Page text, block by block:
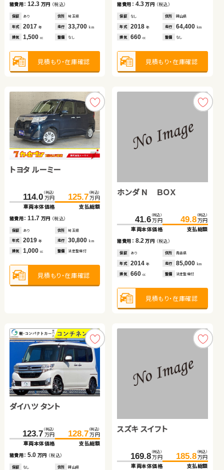
諸費用：12.3 万円 （税込）
保証 あり 住所 埼玉県
年式 2017 年 走行 33,700 km
排気 1,500 cc 整備 なし
見積もり・在庫確認
諸費用： 4.3万円 （税込）
保証 なし 住所 岡山県
年式 2018年 走行 64,400 km
排気 660cc 整備 なし
見積もり・在庫確認
トヨタ ルーミー
114.0 （税込）
万円
車両本体価格
125.7 （税込）
万円
支払総額
諸費用：11.7 万円 （税込）
保証 あり 住所 埼玉県
年式 2019 年 走行 30,800 km
排気 1,000 cc 整備 法定整備付
見積もり・在庫確認
ホンダ Ｎ ＢＯＸ
41.6 （税込）
万円
車両本体価格
49.8 （税込）
万円
支払総額
諸費用： 8.2万円 （税込）
保証 あり 住所 青森県
年式 2014年 走行 85,000 km
排気 660cc 整備 法定整備付
見積もり・在庫確認
ダイハツ タント
123.7 （税込）
万円
車両本体価格
128.7 （税込）
万円
支払総額
諸費用：5.0 万円 （税込）
保証 なし 住所 岡山県
スズキ スイフト
169.8 （税込）
万円
車両本体価格
185.8 （税込）
万円
支払総額
諸費用：8.9万円（税込）
保証 あり 住所 群馬県
年式 2022 年 走行 15,700 km
排気 1,500 cc 整備 なし
見積もり・在庫確認
諸費用： 5.0万円 （税込）
保証 あり 住所 徳島県
年式 2019年 走行 27,400 km
排気 660cc 整備 法定整備付
見積もり・在庫確認
トヨタ アクア
134.1万円
車両本体価格
諸費用：10.7万円 （税込）
保証 なし 住所 鳥取県
排気 1,500cc 整備 法定整備付
241.2 （税込）
万円
諸費用：10.8万円（税込）
あり
年式 2016年 走行
排気 2,500 整備 なし
見積もり・在庫確認
ホンダ フィット ハイブリ
172.3 （税込）
万円
車両本体価格
181.7 （税込）
万円
支払総額
諸費用：9.4 万円 （税込）
保証 あり 住所 埼玉県
140.1（税込）
万円
諸費用：7.3 万円（税込）
なし
年式 2020年 走行
排気 2,500 整備 法定整備付
見積もり・在庫確認
年式 2010年 走行
排気 1,800 整備 なし
見積もり・在庫確認
トヨタ ノア
121.6 （税込）
万円
諸費用：15.6万円（税込）
なし 埼玉県
年式 2013年 走行
排気 2,000 整備 なし
見積もり・在庫確認
トヨタ アルファード ハイ
車両本体価格
支払総額
諸費用：14.9 万円（税込）
2021 年 26,300km
2,500cc
見積もり・在庫確認
スズキ アルト ＨＢ
28.0 （税込）
万円
車両本体価格
37.3（税込）
万円
支払総額
諸費用： 9.3 万円 （税込）
2014 年 73,400 km
660cc 法定整備付
見積もり・在庫確認
トヨタ ヴォクシー
車両本体価格
支払総額
諸費用：4.5万円 （税込）
2021 年 34,800km
2,000cc 法定整備付